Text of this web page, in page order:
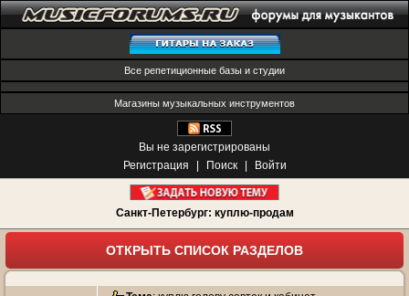
Все репетиционные базы и студии
Магазины музыкальных инструментов
Вы не зарегистрированы
Регистрация
Поиск Войти
Санкт-Петербург: куплю-продам
ОТКРЫТЬ СПИСОК РАЗДЕЛОВ